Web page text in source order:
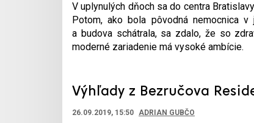
V uplynulých dňoch sa do centra
Potom, ako bola pôvodná nemocnica
a budova schátrala, sa zdalo, že so
moderné zariadenie má vysoké ambície.
Výhľady z Bezručova
26.09.2019, 15:50 ADRIAN GUBČO